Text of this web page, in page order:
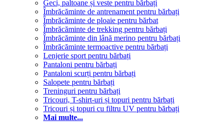
Geci, paltoane și veste pentru bărbați
Îmbrăcăminte de antrenament pentru bărbați
Îmbrăcăminte de ploaie pentru bărbat
Îmbrăcăminte de trekking pentru bărbați
Îmbrăcăminte din lână merino pentru bărbați
Îmbrăcăminte termoactive pentru bărbați
Lenjerie sport pentru bărbați
Pantaloni pentru bărbați
Pantaloni scurți pentru bărbați
Salopete pentru bărbați
Treninguri pentru bărbați
Tricouri, T-shirt-uri și topuri pentru bărbați
Tricouri și topuri cu filtru UV pentru bărbați
Mai multe...